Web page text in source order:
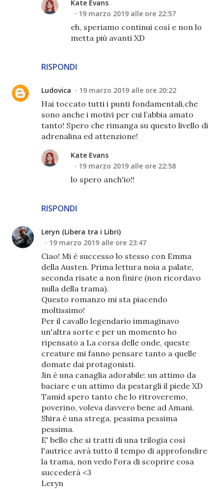
RISPONDI
Kate Evans
19 marzo 2019 alle ore 22:57
eh, speriamo continui così e non lo
metta più avanti XD
Ludovica 19 marzo 2019 alle ore 20:22
Hai toccato tutti i punti fondamentali,che
sono anche i motivi per cui l’abbia amato
tanto! Spero che rimanga su questo livello di
adrenalina ed attenzione!
RISPONDI
Kate Evans
19 marzo 2019 alle ore 22:58
lo spero anch'io!!
Leryn (Libera tra i Libri)
19 marzo 2019 alle ore 23:47
Ciao! Mi è successo lo stesso con Emma
della Austen. Prima lettura noia a palate,
seconda risate a non finire (non ricordavo
nulla della trama).
Questo romanzo mi sta piacendo
moltissimo!
Per il cavallo legendario immaginavo
un'altra sorte e per un momento ho
ripensato a La corsa delle onde, queste
creature mi fanno pensare tanto a quelle
domate dai protagonisti.
Jin è una canaglia adorabile: un attimo da
baciare e un attimo da pestargli il piede XD
Tamid spero tanto che lo ritroveremo,
poverino, voleva davvero bene ad Amani.
Shira è una strega, pessima pessima
pessima.
E' bello che si tratti di una trilogia così
l'autrice avrà tutto il tempo di approfondire
la trama, non vedo l'ora di scoprire cosa
succederà <3
Leryn